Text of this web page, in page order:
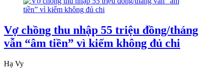
Vợ chồng thu nhập 55 triệu đồng/tháng
vẫn “âm tiền” vì kiếm không đủ chi
Hạ Vy